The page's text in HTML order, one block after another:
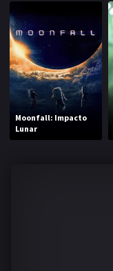
LOGIN
Moonfall: Impacto
Lunar